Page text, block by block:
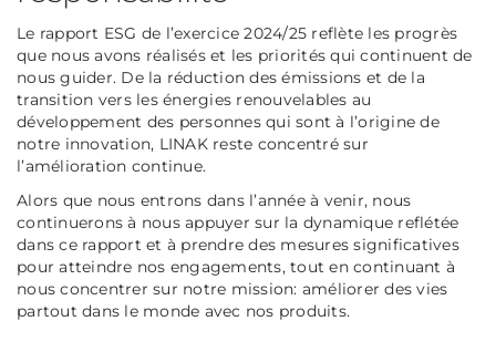
Le rapport ESG de l’exercice 2024/25 reflète les progrès
que nous avons réalisés et les priorités qui continuent de
nous guider. De la réduction des émissions et de la
transition vers les énergies renouvelables au
développement des personnes qui sont à l’origine de
notre innovation, LINAK reste concentré sur
l’amélioration continue.
Alors que nous entrons dans l’année à venir, nous
continuerons à nous appuyer sur la dynamique reflétée
dans ce rapport et à prendre des mesures significatives
pour atteindre nos engagements, tout en continuant à
nous concentrer sur notre mission: améliorer des vies
partout dans le monde avec nos produits.